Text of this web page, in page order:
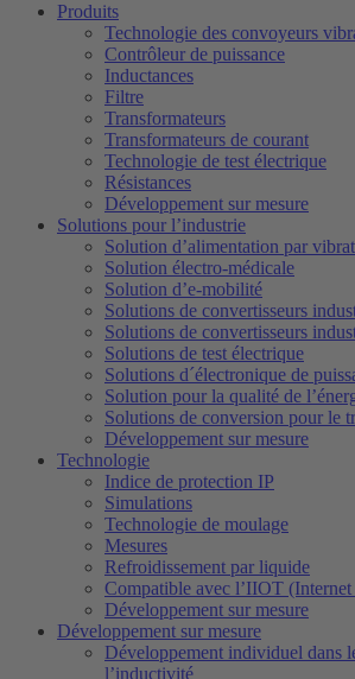
Produits
Technologie des convoyeurs
Contrôleur de puissance
Inductances
Filtre
Transformateurs
Transformateurs de courant
Technologie de test électrique
Résistances
Développement sur mesure
Solutions pour l’industrie
Solution d’alimentation par
Solution électro-médicale
Solution d’e-mobilité
Solutions de convertisseurs
Solutions de convertisseurs
Solutions de test électrique
Solutions d´électronique de
Solution pour la qualité de
Solutions de conversion pour le
Développement sur mesure
Technologie
Indice de protection IP
Simulations
Technologie de moulage
Mesures
Refroidissement par liquide
Compatible avec l’IIOT
Développement sur mesure
Développement sur mesure
Développement individuel dans
l’inductivité